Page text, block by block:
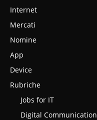
Internet
Mercati
Nomine
App
Device
Rubriche
Jobs for IT
Digital Communication